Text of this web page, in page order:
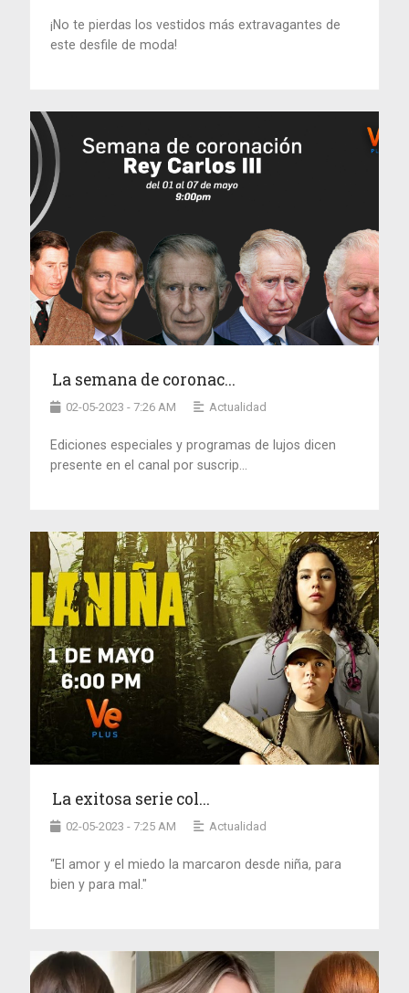
¡No te pierdas los vestidos más extravagantes de
este desfile de moda!
La semana de coronac...
02-05-2023 - 7:26 AM Actualidad
Ediciones especiales y programas de lujos dicen
presente en el canal por suscrip...
La exitosa serie col...
02-05-2023 - 7:25 AM Actualidad
“El amor y el miedo la marcaron desde niña, para
bien y para mal."